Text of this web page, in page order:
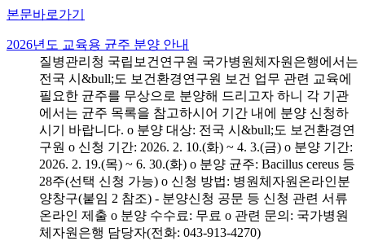
본문바로가기
2026년도 교육용 균주 분양 안내
질병관리청 국립보건연구원 국가병원체자원은행에서는
전국 시&bull;도 보건환경연구원 보건 업무 관련 교육에
필요한 균주를 무상으로 분양해 드리고자 하니 각 기관
에서는 균주 목록을 참고하시어 기간 내에 분양 신청하
시기 바랍니다. o 분양 대상: 전국 시&bull;도 보건환경연
구원 o 신청 기간: 2026. 2. 10.(화) ~ 4. 3.(금) o 분양 기간:
2026. 2. 19.(목) ~ 6. 30.(화) o 분양 균주: Bacillus cereus 등
28주(선택 신청 가능) o 신청 방법: 병원체자원온라인분
양창구(붙임 2 참조) - 분양신청 공문 등 신청 관련 서류
온라인 제출 o 분양 수수료: 무료 o 관련 문의: 국가병원
체자원은행 담당자(전화: 043-913-4270)